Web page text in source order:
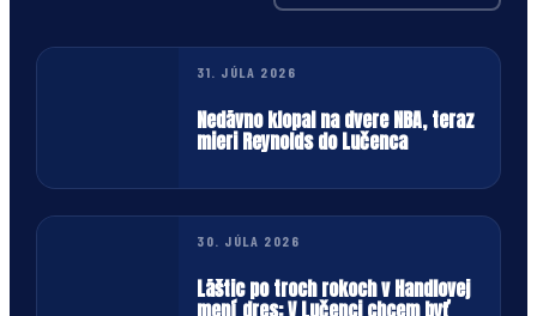
31. JÚLA 2026
Nedávno klopal na dvere NBA, teraz
mieri Reynolds do Lučenca
30. JÚLA 2026
Láštic po troch rokoch v Handlovej